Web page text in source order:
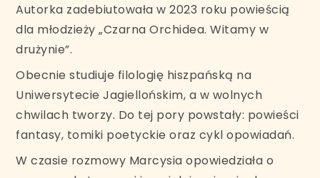
Autorka zadebiutowała w 2023 roku powieścią
dla młodzieży „Czarna Orchidea. Witamy w
drużynie”.
Obecnie studiuje filologię hiszpańską na
Uniwersytecie Jagiellońskim, a w wolnych
chwilach tworzy. Do tej pory powstały: powieści
fantasy, tomiki poetyckie oraz cykl opowiadań.
W czasie rozmowy Marcysia opowiedziała o